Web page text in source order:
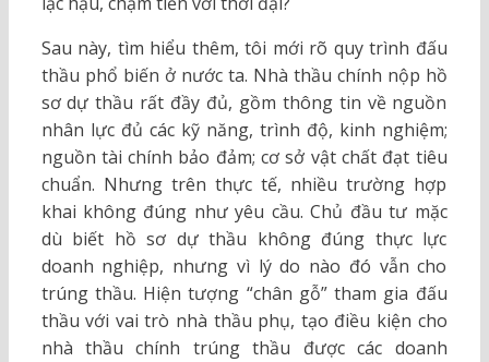
Sau này, tìm hiểu thêm, tôi mới rõ quy trình đấu
thầu phổ biến ở nước ta. Nhà thầu chính nộp hồ
sơ dự thầu rất đầy đủ, gồm thông tin về nguồn
nhân lực đủ các kỹ năng, trình độ, kinh nghiệm;
nguồn tài chính bảo đảm; cơ sở vật chất đạt tiêu
chuẩn. Nhưng trên thực tế, nhiều trường hợp
khai không đúng như yêu cầu. Chủ đầu tư mặc
dù biết hồ sơ dự thầu không đúng thực lực
doanh nghiệp, nhưng vì lý do nào đó vẫn cho
trúng thầu. Hiện tượng “chân gỗ” tham gia đấu
thầu với vai trò nhà thầu phụ, tạo điều kiện cho
nhà thầu chính trúng thầu được các doanh